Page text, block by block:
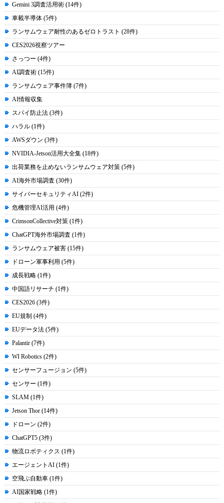
Gemini 3調査活用術 (14件)
車載半導体 (5件)
ランサムウェア耐性のあるゼロトラスト (28件)
CES2026視察ツアー
さっつー (4件)
AI調査術 (15件)
ランサムウェア事件簿 (7件)
AI情報収集
スパイ防止法 (3件)
ハラル (1件)
AWSダウン (3件)
NVIDIA-Jetson活用大全集 (18件)
出荷業務を止めないランサムウェア対策 (5件)
AI海外市場調査 (30件)
サイバーセキュリティAI (2件)
危機管理AI活用 (4件)
CrimsonCollective対策 (1件)
ChatGPT海外市場調査 (1件)
ランサムウェア被害 (15件)
ドローン軍事利用 (5件)
成長戦略 (1件)
中国語リサーチ (1件)
CES2026 (3件)
EU規制 (4件)
EUデータ法 (5件)
Palantir (7件)
WI Robotics (2件)
センサーフュージョン (5件)
センサー (1件)
SLAM (1件)
Jetson Thor (14件)
ドローン (2件)
ChatGPT5 (3件)
物流ロボティクス (1件)
エージェントAI (1件)
空飛ぶ自動車 (1件)
AI国家戦略 (1件)